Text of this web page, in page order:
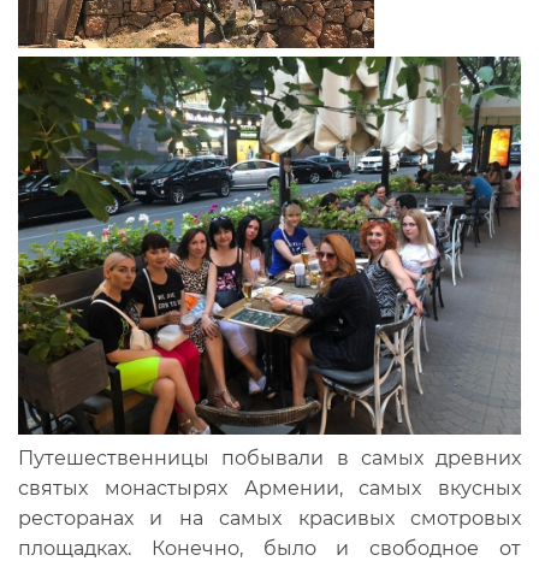
Путешественницы побывали в самых древних
святых монастырях Армении, самых вкусных
ресторанах и на самых красивых смотровых
площадках. Конечно, было и свободное от